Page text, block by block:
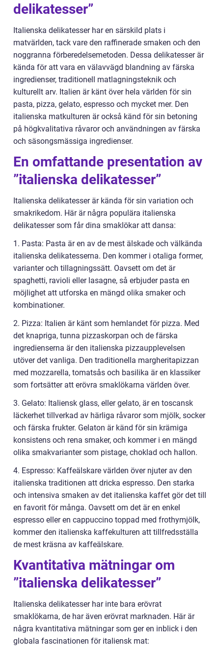
delikatesser”
Italienska delikatesser har en särskild plats i
matvärlden, tack vare den raffinerade smaken och den
noggranna förberedelsemetoden. Dessa delikatesser är
kända för att vara en välavvägd blandning av färska
ingredienser, traditionell matlagningsteknik och
kulturellt arv. Italien är känt över hela världen för sin
pasta, pizza, gelato, espresso och mycket mer. Den
italienska matkulturen är också känd för sin betoning
på högkvalitativa råvaror och användningen av färska
och säsongsmässiga ingredienser.
En omfattande presentation av
”italienska delikatesser”
Italienska delikatesser är kända för sin variation och
smakrikedom. Här är några populära italienska
delikatesser som får dina smaklökar att dansa:
1. Pasta: Pasta är en av de mest älskade och välkända
italienska delikatesserna. Den kommer i otaliga former,
varianter och tillagningssätt. Oavsett om det är
spaghetti, ravioli eller lasagne, så erbjuder pasta en
möjlighet att utforska en mängd olika smaker och
kombinationer.
2. Pizza: Italien är känt som hemlandet för pizza. Med
det knapriga, tunna pizzaskorpan och de färska
ingredienserna är den italienska pizzaupplevelsen
utöver det vanliga. Den traditionella margheritapizzan
med mozzarella, tomatsås och basilika är en klassiker
som fortsätter att erövra smaklökarna världen över.
3. Gelato: Italiensk glass, eller gelato, är en toscansk
läckerhet tillverkad av härliga råvaror som mjölk, socker
och färska frukter. Gelaton är känd för sin krämiga
konsistens och rena smaker, och kommer i en mängd
olika smakvarianter som pistage, choklad och hallon.
4. Espresso: Kaffeälskare världen över njuter av den
italienska traditionen att dricka espresso. Den starka
och intensiva smaken av det italienska kaffet gör det till
en favorit för många. Oavsett om det är en enkel
espresso eller en cappuccino toppad med frothymjölk,
kommer den italienska kaffekulturen att tillfredsställa
de mest kräsna av kaffeälskare.
Kvantitativa mätningar om
”italienska delikatesser”
Italienska delikatesser har inte bara erövrat
smaklökarna, de har även erövrat marknaden. Här är
några kvantitativa mätningar som ger en inblick i den
globala fascinationen för italiensk mat: